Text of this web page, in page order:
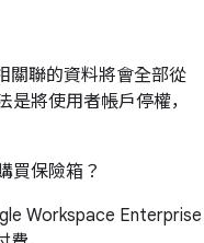
關聯的資料將會全部從
將使用者帳戶停權，
買保險箱？
Workspace Enterprise